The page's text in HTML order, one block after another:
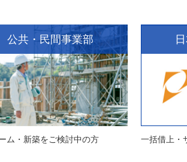
公共・民間事業部
ム・新築をご検討中の方 一括借上・